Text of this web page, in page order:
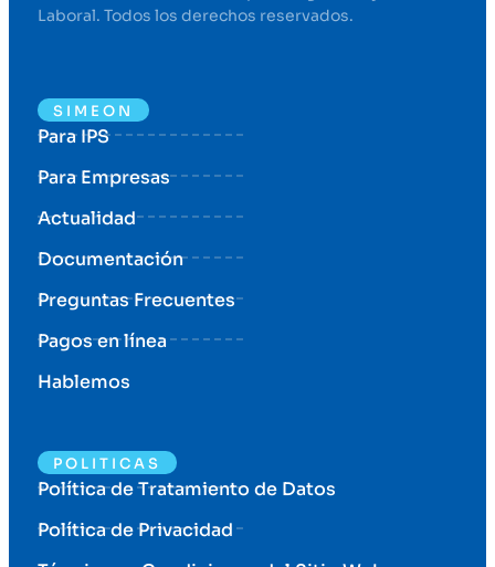
Laboral. Todos los derechos reservados.
SIMEON
Para IPS
Para Empresas
Actualidad
Documentación
Preguntas Frecuentes
Pagos en línea
Hablemos
POLITICAS
Política de Tratamiento de Datos
Política de Privacidad